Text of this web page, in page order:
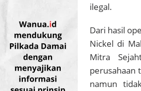
ilegal.
Dari hasil
Nickel di
Mitra
perusahaan
namun